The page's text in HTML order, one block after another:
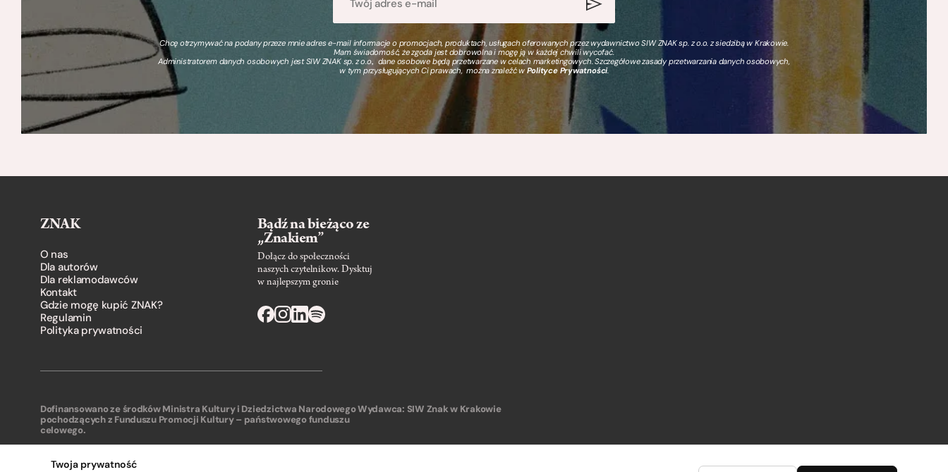
Chcę otrzymywać na podany przeze mnie adres e-mail informacje o promocjach, produktach, usługach oferowanych przez wydawnictwo SIW ZNAK sp. z o.o. z siedzibą w Krakowie.
Mam świadomość, że zgoda jest dobrowolna i mogę ją w każdej chwili wycofać.
Administratorem danych osobowych jest SIW ZNAK sp. z o.o., dane osobowe będą przetwarzane w celach marketingowych. Szczegółowe zasady przetwarzania danych osobowych,
w tym przysługujących Ci prawach, można znaleźć wPolityce Prywatności.
ZNAK
O nas
Dla autorów
Dla reklamodawców
Kontakt
Gdzie mogę kupić ZNAK?
Regulamin
Polityka prywatności
Bądź na bieżąco ze
„Znakiem”
Dołącz do społeczności
naszych czytelnikow. Dysktuj
w najlepszym gronie
Dofinansowano ze środków Ministra Kultury i Dziedzictwa Narodowego
pochodzących z Funduszu Promocji Kultury – państwowego funduszu
celowego.
Wydawca: SIW Znak w Krakowie
Twoja prywatność